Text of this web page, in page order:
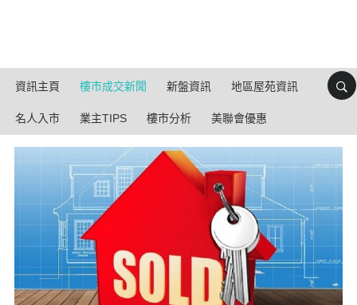
資訊主頁 樓市成交新聞 新盤資訊 地區屋苑資訊
名人入市 業主TIPS 樓市分析 美聯會優惠